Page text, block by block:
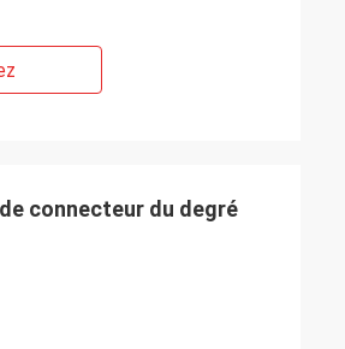
connecteur du degré